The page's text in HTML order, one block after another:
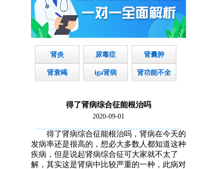
肾炎 尿毒症 肾囊肿
肾衰竭 iga肾病 肾功能不全
得了肾病综合征能根治吗
2020-09-01
得了肾病综合征能根治吗，肾病在今天的
发病率还是很高的，想必大多数人都知道这种
疾病，但是说起肾病综合征可大家就不太了
解，其实这是肾病中比较严重的一种，此病对